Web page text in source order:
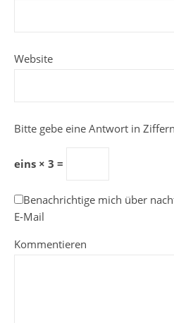
Website
Bitte gebe eine Antwort in
eins × 3 =
Benachrichtige mich über
E-Mail
Kommentieren